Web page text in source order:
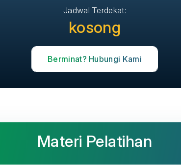
Jadwal Terdekat:
kosong
Berminat? Hubungi Kami
Materi Pelatihan